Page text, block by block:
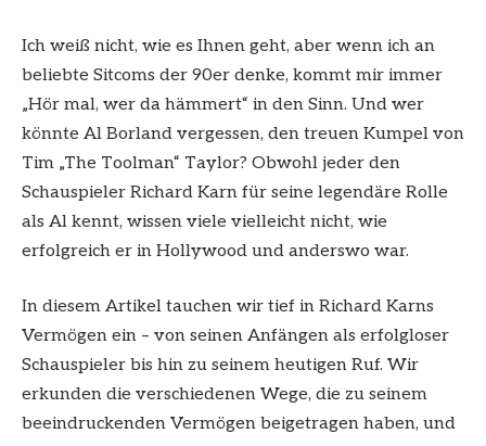
Ich weiß nicht, wie es Ihnen geht, aber wenn ich an
beliebte Sitcoms der 90er denke, kommt mir immer
„Hör mal, wer da hämmert“ in den Sinn. Und wer
könnte Al Borland vergessen, den treuen Kumpel von
Tim „The Toolman“ Taylor? Obwohl jeder den
Schauspieler Richard Karn für seine legendäre Rolle
als Al kennt, wissen viele vielleicht nicht, wie
erfolgreich er in Hollywood und anderswo war.
In diesem Artikel tauchen wir tief in Richard Karns
Vermögen ein – von seinen Anfängen als erfolgloser
Schauspieler bis hin zu seinem heutigen Ruf. Wir
erkunden die verschiedenen Wege, die zu seinem
beeindruckenden Vermögen beigetragen haben, und